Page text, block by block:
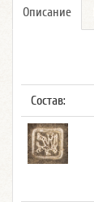
Описание
Состав: